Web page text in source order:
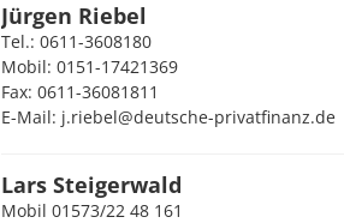
Jürgen Riebel
Tel.: 0611-3608180
Mobil: 0151-17421369
Fax: 0611-36081811
E-Mail: j.riebel@deutsche-privatfinanz.de
Lars Steigerwald
Mobil 01573/22 48 161